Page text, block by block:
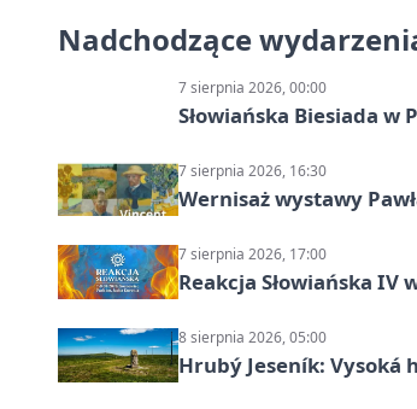
Nadchodzące
7 sierpnia 2026, 00:00
Słowiańska Biesiada w
7 sierpnia 2026, 16:30
Wernisaż wystawy
7 sierpnia 2026, 17:00
Reakcja Słowiańska IV
8 sierpnia 2026, 05:00
Hrubý Jeseník: Vysoká